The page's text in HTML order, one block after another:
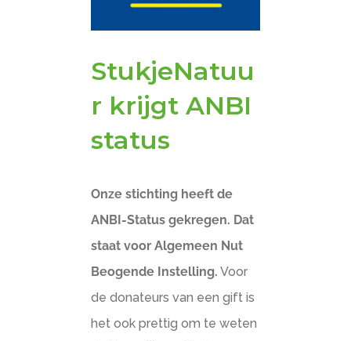
StukjeNatuu
r krijgt ANBI
status
Onze stichting heeft de
ANBI-Status gekregen. Dat
staat voor Algemeen Nut
Beogende Instelling. Voor
de donateurs van een gift is
het ook prettig om te weten